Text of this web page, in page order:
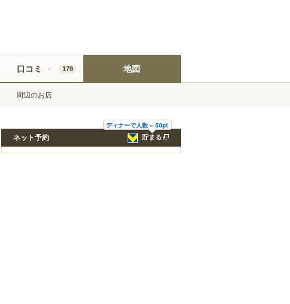
口コミ 179 地図
周辺のお店
ディナーで人数 × 50pt
貯まる
ネット予約